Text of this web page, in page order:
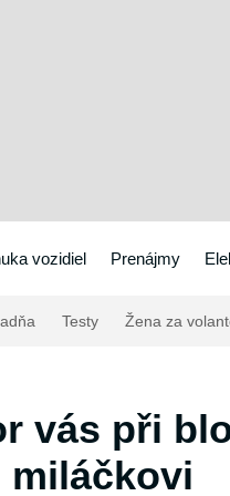
vozidiel Prenájmy
Testy Žena za
vás při
miláčkovi